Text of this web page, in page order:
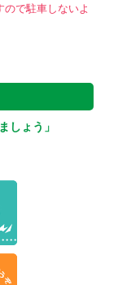
で駐車しないよ
しょう」